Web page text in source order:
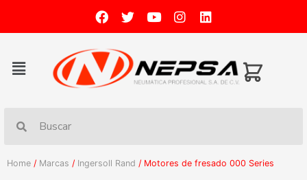
Home / Marcas / Ingersoll Rand / Motores de fresado 000 Series